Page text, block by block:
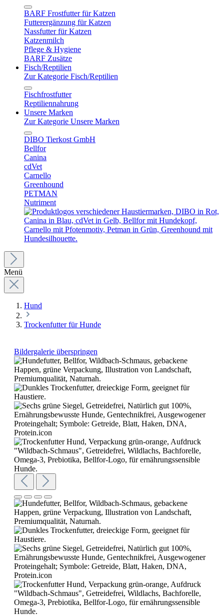
BARF Frostfutter für Katzen
Futterergänzung für Katzen
Nassfutter für Katzen
Katzenmilch
Pflege & Hygiene
BARF Zusätze
Fisch/Reptilien
Zur Kategorie Fisch/Reptilien
Fischfrostfutter
Reptiliennahrung
Unsere Marken
Zur Kategorie Unsere Marken
DIBO Tierkost GmbH
Bellfor
Canina
cdVet
Carnello
Greenhound
PETMAN
Nutriment
Menü
Hund
Trockenfutter für Hunde
Bildergalerie überspringen